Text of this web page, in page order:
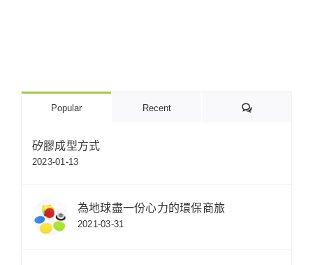
Popular Recent Comments
矽膠成型方式
2023-01-13
為地球盡一份心力的環保商旅
2021-03-31